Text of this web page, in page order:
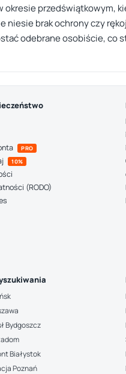
przedświątkowym,
niesie brak ochrony czy
odebrane osobiście, co
PRO
10%
(RODO)
Bydgoszcz
Białystok
Poznań